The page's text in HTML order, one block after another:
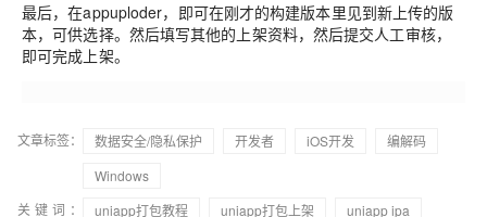
最后，在appuploder，即可在刚才的构建版本里见到新上传的版
本，可供选择。然后填写其他的上架资料，然后提交人工审核，
即可完成上架。
文章标签： 数据安全/隐私保护 开发者 iOS开发
编解码
Windows
关键词：
uniapp打包教程 uniapp打包上架
uniapp ipa